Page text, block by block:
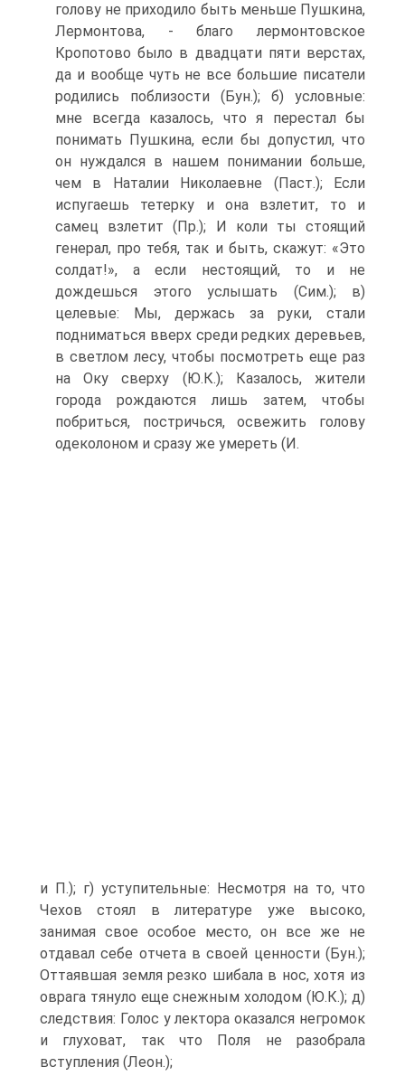
голову не приходило быть меньше Пушкина,
Лермонтова, - благо лермонтовское
Кропотово было в двадцати пяти верстах,
да и вообще чуть не все большие писатели
родились поблизости (Бун.); б) условные:
мне всегда казалось, что я перестал бы
понимать Пушкина, если бы допустил, что
он нуждался в нашем понимании больше,
чем в Наталии Николаевне (Паст.); Если
испугаешь тетерку и она взлетит, то и
самец взлетит (Пр.); И коли ты стоящий
генерал, про тебя, так и быть, скажут: «Это
солдат!», а если нестоящий, то и не
дождешься этого услышать (Сим.); в)
целевые: Мы, держась за руки, стали
подниматься вверх среди редких деревьев,
в светлом лесу, чтобы посмотреть еще раз
на Оку сверху (Ю.К.); Казалось, жители
города рождаются лишь затем, чтобы
побриться, постричься, освежить голову
одеколоном и сразу же умереть (И.
и П.); г) уступительные: Несмотря на то, что
Чехов стоял в литературе уже высоко,
занимая свое особое место, он все же не
отдавал себе отчета в своей ценности (Бун.);
Оттаявшая земля резко шибала в нос, хотя из
оврага тянуло еще снежным холодом (Ю.К.); д)
следствия: Голос у лектора оказался негромок
и глуховат, так что Поля не разобрала
вступления (Леон.);